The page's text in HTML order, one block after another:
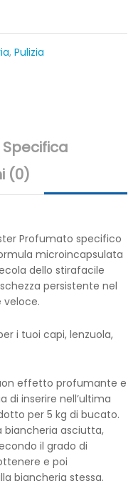
, Pulizia
Specifica
(0)
Profumato specifico
microincapsulata
dello stirafacile
persistente nel
i tuoi capi, lenzuola,
effetto profumante e
di inserire nell’ultima
per 5 kg di bucato.
biancheria asciutta,
il grado di
e poi
biancheria stessa.